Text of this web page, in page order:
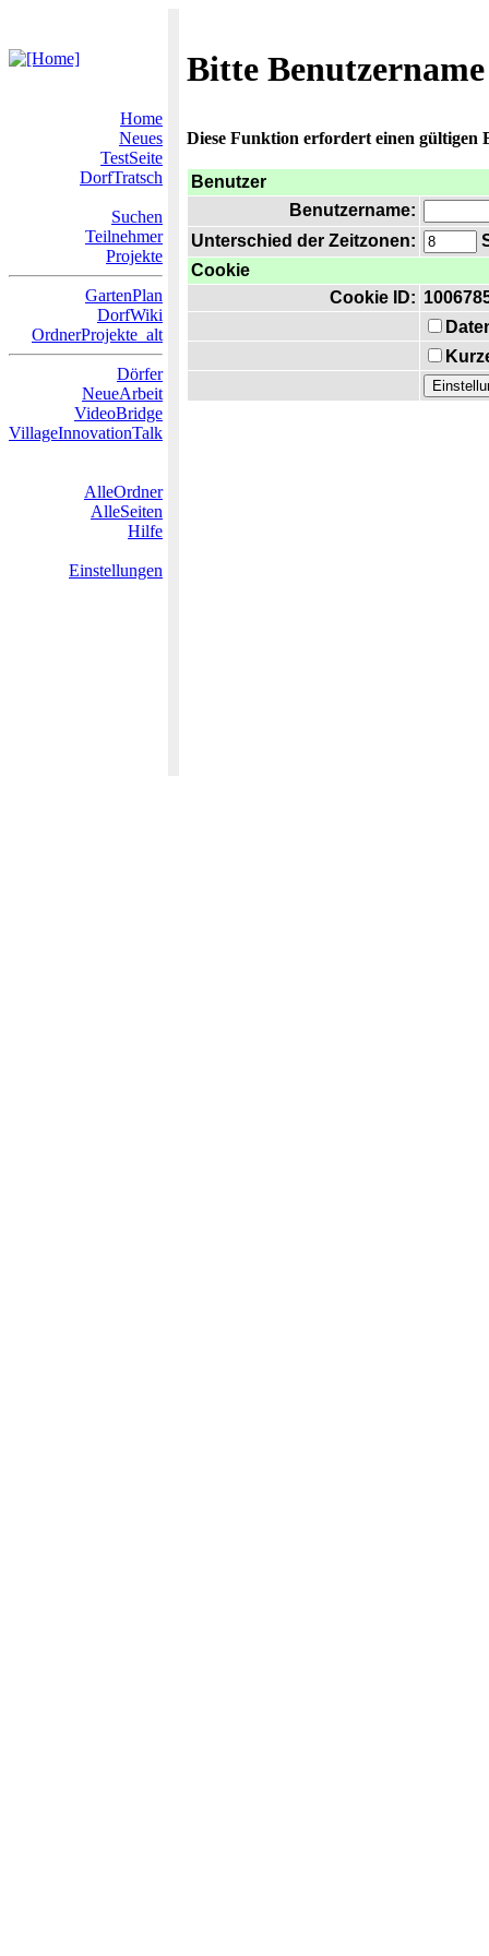
Bitte
Home
Neues
TestSeite
DorfTratsch
Suchen
Teilnehmer
Projekte
GartenPlan
DorfWiki
OrdnerProjekte_alt
Dörfer
NeueArbeit
VideoBridge
VillageInnovationTalk
AlleOrdner
AlleSeiten
Hilfe
Einstellungen
Diese Funktion erfordert einen gültigen
Benutzer
Benutzername:
Unterschied der Zeitzonen:
Cookie
Cookie ID: